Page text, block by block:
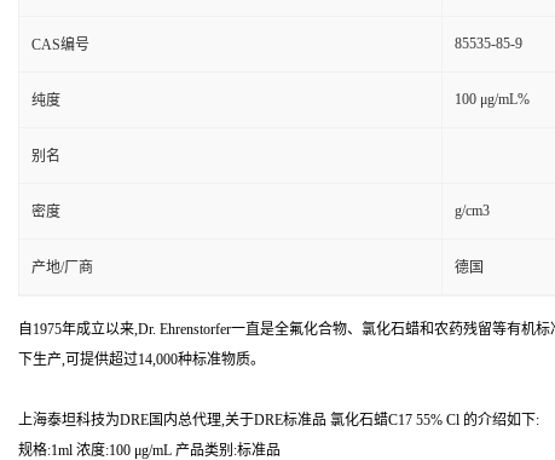
CAS编号 85535-85-9
纯度 100 μg/mL%
别名
密度 g/cm3
产地/厂商 德国
自1975年成立以来,Dr. Ehrenstorfer一直是全氟化合物、氯化石蜡和农药残留等有机
下生产,可提供超过14,000种标准物质。
上海泰坦科技为DRE国内总代理,关于DRE标准品 氯化石蜡C17 55% Cl 的介绍如下:
规格:1ml 浓度:100 μg/mL 产品类别:标准品